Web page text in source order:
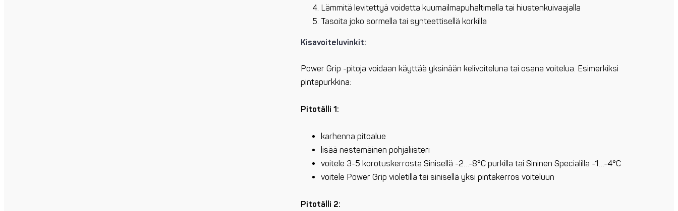
Lämmitä levitettyä voidetta kuumailmapuhaltimella tai hiustenkuivaajalla
Tasoita joko sormella tai synteettisellä korkilla
Kisavoiteluvinkit:
Power Grip -pitoja voidaan käyttää yksinään kelivoiteluna tai osana voitelua. Esimerkiksi
pintapurkkina:
Pitotälli 1:
karhenna pitoalue
lisää nestemäinen pohjaliisteri
voitele 3-5 korotuskerrosta Sinisellä -2…-8°C purkilla tai Sininen Specialilla -1…-4°C
voitele Power Grip violetilla tai sinisellä yksi pintakerros voiteluun
Pitotälli 2: